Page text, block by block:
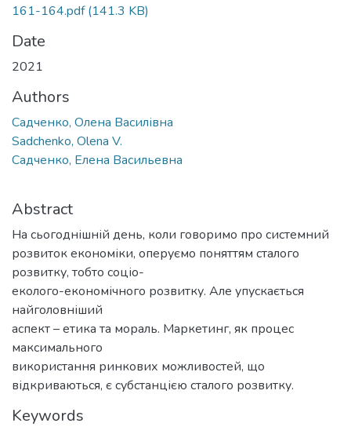
161-164.pdf(141.3 KB)
Date
2021
Authors
Садченко, Олена Василівна
Sadchenko, Olena V.
Садченко, Елена Васильевна
Abstract
На сьогоднішній день, коли говоримо про системний
розвиток економіки, оперуємо поняттям сталого
розвитку, тобто соціо-
еколого-економічного розвитку. Але упускається
найголовніший
аспект – етика та мораль. Маркетинг, як процес
максимального
використання ринкових можливостей, що
відкриваються, є субстанцією сталого розвитку.
Keywords